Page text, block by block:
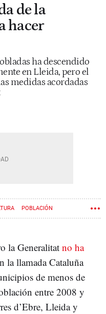
de la
hacer
ha descendido
en Lleida, pero el
medidas acordadas
POBLACIÓN
la Generalitat no ha
la llamada Cataluña
de menos de
entre 2008 y
d’Ebre, Lleida y